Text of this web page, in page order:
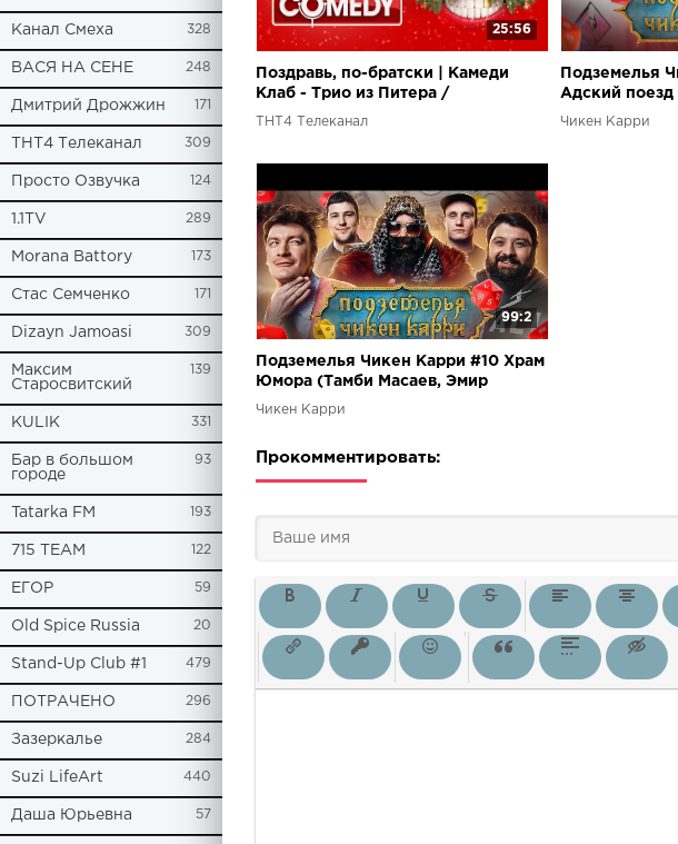
Канал Смеха 328
ВАСЯ НА СЕНЕ 248
Дмитрий Дрожжин 171
ТНТ4 Телеканал 309
Просто Озвучка 124
1.1TV 289
Morana Battory 173
Стас Семченко 171
Dizayn Jamoasi 309
Максим
Старосвитский
139
KULIK 331
Бар в большом
городе
93
Tatarka FM 193
715 TEAM 122
ЕГОР 59
Old Spice Russia 20
Stand-Up Club #1 479
ПОТРАЧЕНО 296
Зазеркалье 284
Suzi LifeArt 440
Даша Юрьевна 57
25:56
Поздравь, по-братски | Камеди
Клаб - Трио из Питера /
Музыкальное трио / Александр
ТНТ4 Телеканал
Подземелья
Адский
Кукушкин,
Чикен Карри
99:2
Подземелья Чикен Карри #10 Храм
Юмора (Тамби Масаев, Эмир
Кашоков, Гудков, Кукушкин, BRB)
Чикен Карри
Прокомментировать: